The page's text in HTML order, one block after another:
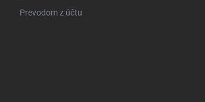
Prevodom z účtu